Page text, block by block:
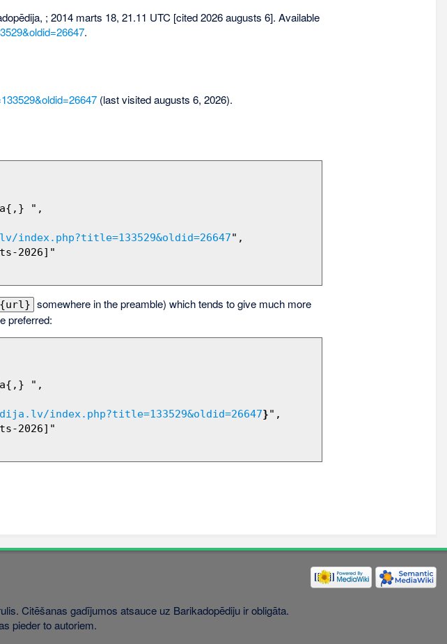
; 2014 marts 18, 21.11 UTC [cited 2026 augusts 6]. Available
.
(last visited augusts 6, 2026).
index.php?title=133529&oldid=26647",
somewhere in the preamble) which tends to give much more
preferred:
index.php?title=133529&oldid=26647}",
Citēšanas gadījumos atsauce uz Barikadopēdiju ir obligāta.
pieder to autoriem.